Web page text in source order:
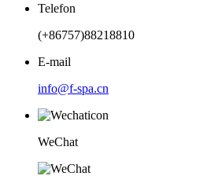
Telefon
(+86757)88218810
E-mail
info@f-spa.cn
WeChat